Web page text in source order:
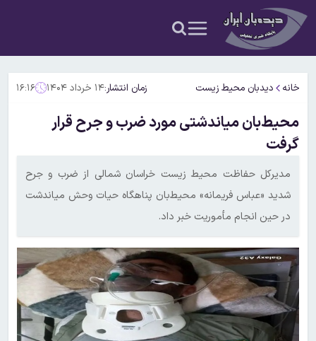
خانه دیدبان محیط زیست زمان انتشار:۱۴ خرداد ۱۴۰۴ ۱۶:۱۶
محیط‌بان میاندشتی مورد ضرب و جرح قرار
گرفت
مدیرکل حفاظت محیط زیست خراسان شمالی از ضرب و جرح
شدید «عباس فریمانه» محیط‌بان پناهگاه حیات وحش میاندشت
در حین انجام مأموریت خبر داد.